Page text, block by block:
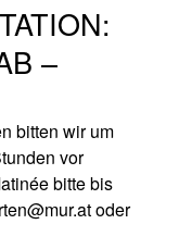
–
bitten wir um
vor
bitte bis
oder